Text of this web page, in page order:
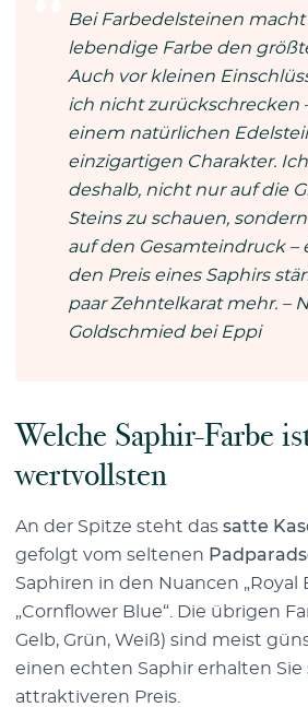
Bei Farbedelsteinen macht
lebendige Farbe den
Auch vor kleinen
ich nicht zurückschrecken
einem natürlichen
einzigartigen Charakter.
deshalb, nicht nur auf die
Steins zu schauen,
auf den Gesamteindruck –
den Preis eines Saphirs
paar Zehntelkarat mehr. –
Goldschmied bei Eppi
Welche Saphir-Farbe
wertvollsten
An der Spitze steht das satte
gefolgt vom seltenen
Saphiren in den Nuancen „Royal
„Cornflower Blue“. Die übrigen
Gelb, Grün, Weiß) sind meist
einen echten Saphir erhalten Sie
attraktiveren Preis.